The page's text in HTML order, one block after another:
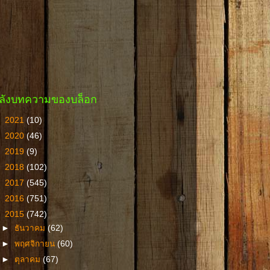
งบทความของบล็อก
2021 (10)
2020 (46)
2019 (9)
2018 (102)
2017 (545)
2016 (751)
2015 (742)
► ธันวาคม(62)
►พฤศจิกายน(60)
► ตุลาคม(67)